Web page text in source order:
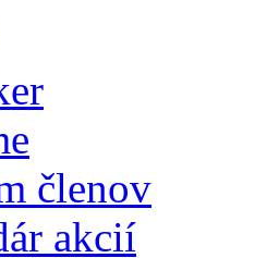
členov
akcií